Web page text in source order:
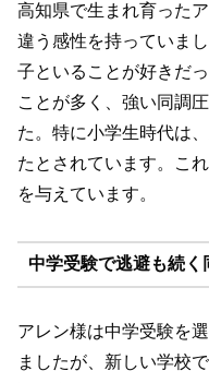
高知県で生まれ育った
違う感性を持っていま
子といることが好きだ
ことが多く、強い同調
た。特に小学生時代は
たとされています。こ
を与えています。
中学受験で逃避も続
アレン様は中学受験を
ましたが、新しい学校